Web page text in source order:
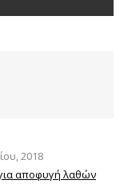
2018
αποφυγή λαθών